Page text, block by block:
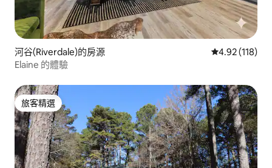
河谷(Riverdale)的房源 從 118 則評價
4.92 (118)
Elaine 的體驗
旅客精選
旅客精選